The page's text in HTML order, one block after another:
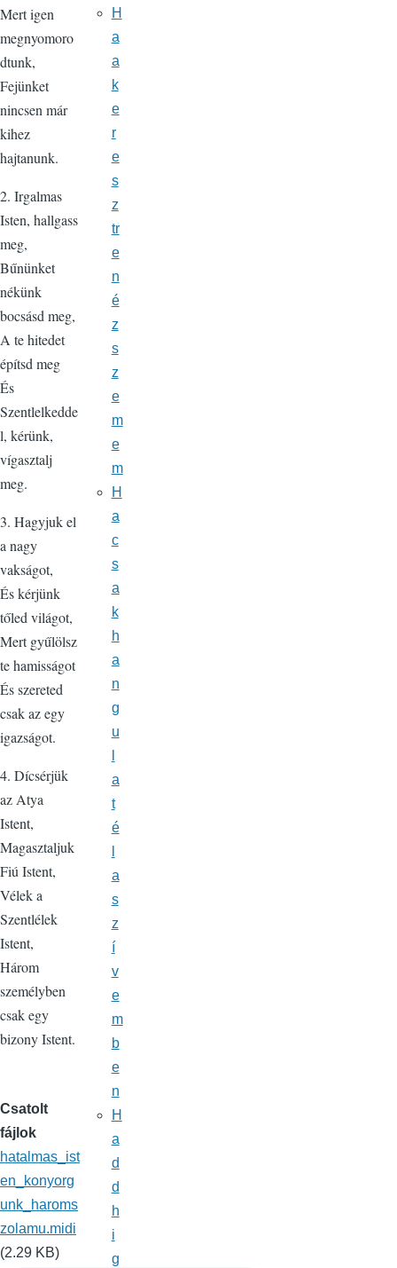
Mert igen
megnyomoro
dtunk,
Fejünket
nincsen már
kihez
hajtanunk.
2. Irgalmas
Isten, hallgass
meg,
Bűnünket
nékünk
bocsásd meg,
A te hitedet
építsd meg
És
Szentlelkedde
l, kérünk,
vígasztalj
meg.
3. Hagyjuk el
a nagy
vakságot,
És kérjünk
tőled világot,
Mert gyűlölsz
te hamisságot
És szereted
csak az egy
igazságot.
4. Dícsérjük
az Atya
Istent,
Magasztaljuk
Fiú Istent,
Vélek a
Szentlélek
Istent,
Három
személyben
csak egy
bizony Istent.
Csatolt
fájlok
hatalmas_ist
en_konyorg
unk_haroms
zolamu.midi
(2.29 KB)
H
a
a
k
e
r
e
s
z
tr
e
n
é
z
s
z
e
m
e
m
H
a
c
s
a
k
h
a
n
g
u
a
t
é
a
s
z
í
v
e
m
b
e
n
H
a
d
d
h
i
g